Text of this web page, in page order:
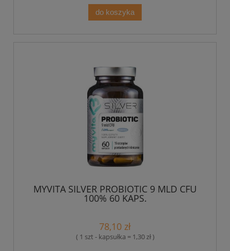
do koszyka
MYVITA SILVER PROBIOTIC 9 MLD CFU
100% 60 KAPS.
78,10 zł
( 1 szt - kapsułka = 1,30 zł )